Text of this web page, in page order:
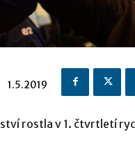
1.5.2019
rostla v 1. čtvrtletí